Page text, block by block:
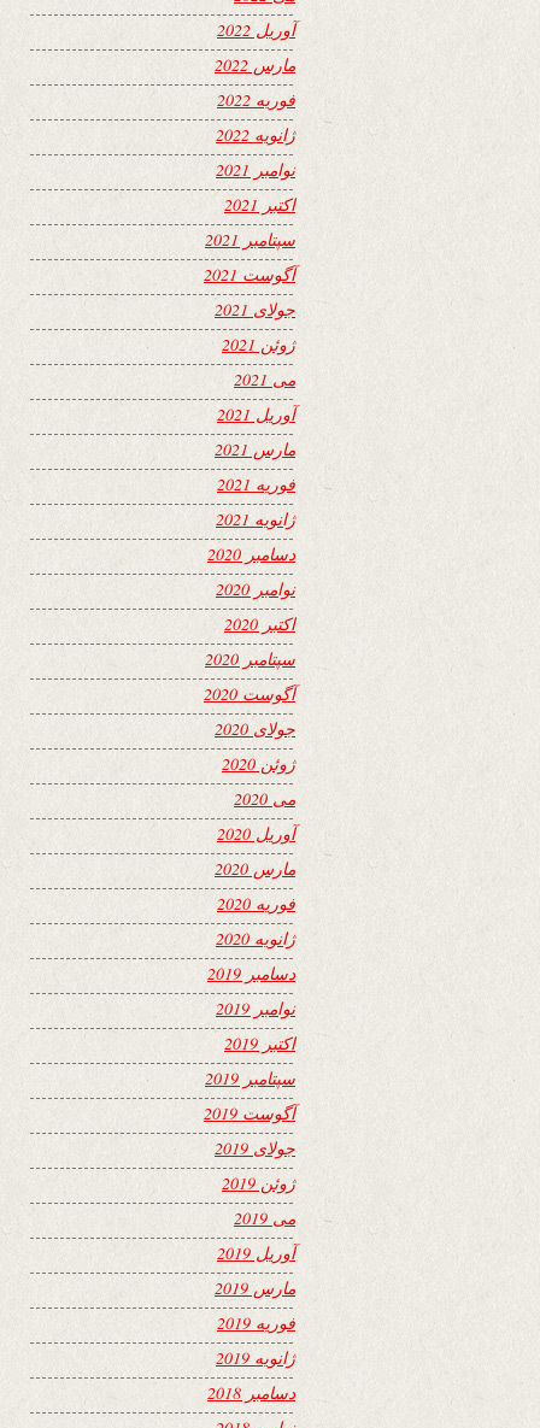
آوریل 2022
مارس 2022
فوریه 2022
ژانویه 2022
نوامبر 2021
اکتبر 2021
سپتامبر 2021
آگوست 2021
جولای 2021
ژوئن 2021
می 2021
آوریل 2021
مارس 2021
فوریه 2021
ژانویه 2021
دسامبر 2020
نوامبر 2020
اکتبر 2020
سپتامبر 2020
آگوست 2020
جولای 2020
ژوئن 2020
می 2020
آوریل 2020
مارس 2020
فوریه 2020
ژانویه 2020
دسامبر 2019
نوامبر 2019
اکتبر 2019
سپتامبر 2019
آگوست 2019
جولای 2019
ژوئن 2019
می 2019
آوریل 2019
مارس 2019
فوریه 2019
ژانویه 2019
دسامبر 2018